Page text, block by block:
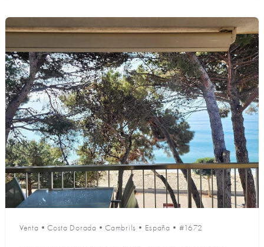
Venta •Costa Dorada •Cambrils • España • #1672